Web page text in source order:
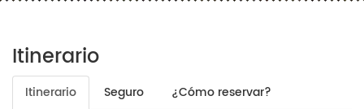
Itinerario
Itinerario Seguro ¿Cómo reservar?